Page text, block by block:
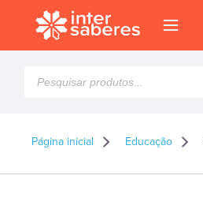
produtos
Página inicial Educação